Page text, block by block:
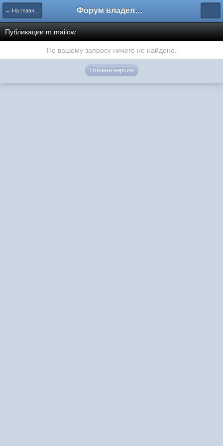
← На главную Форум владельцев интернет-магазинов
Публикации m.mailow
По вашему запросу ничего не найдено.
Полная версия